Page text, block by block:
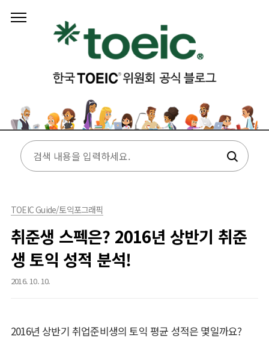
TOEIC Guide/토익포그래픽
취준생 스펙은? 2016년 상반기 취준
생 토익 성적 분석!
2016. 10. 10.
2016년 상반기 취업준비생의 토익 평균 성적은 몇일까요?